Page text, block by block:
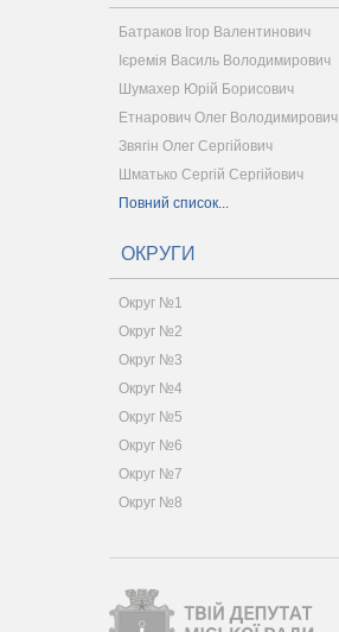
Батраков Ігор Валентинович
Ієремія Василь Володимирович
Шумахер Юрій Борисович
Етнарович Олег Володимирович
Звягін Олег Сергійович
Шматько Сергій Сергійович
Повний список...
ОКРУГИ
Округ №1
Округ №2
Округ №3
Округ №4
Округ №5
Округ №6
Округ №7
Округ №8